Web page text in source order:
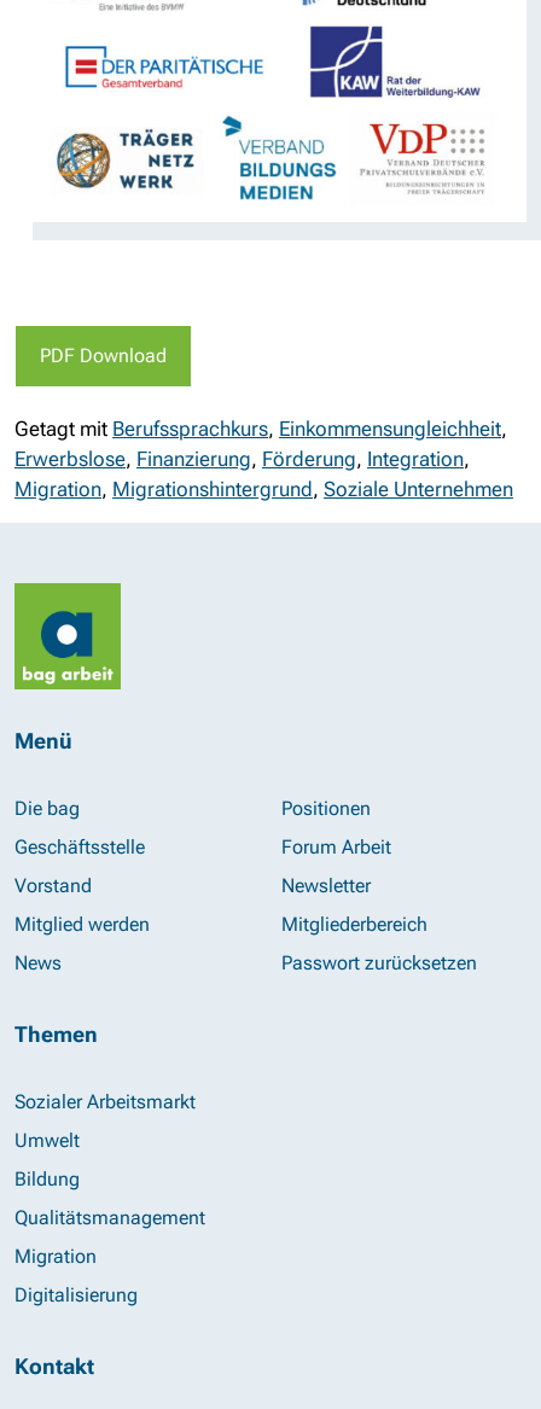
PDF Download
Getagt mit Berufssprachkurs, Einkommensungleichheit,
Erwerbslose, Finanzierung, Förderung, Integration,
Migration, Migrationshintergrund, Soziale Unternehmen
Menü
Die bag
Geschäftsstelle
Vorstand
Mitglied werden
News
Positionen
Forum Arbeit
Newsletter
Mitgliederbereich
Passwort zurücksetzen
Themen
Sozialer Arbeitsmarkt
Umwelt
Bildung
Qualitätsmanagement
Migration
Digitalisierung
Kontakt